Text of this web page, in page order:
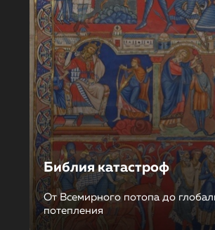
Библия катастроф
От Всемирного потопа до
потепления